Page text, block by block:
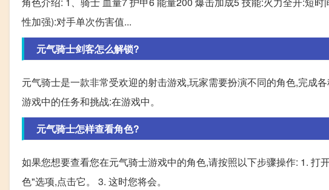
性加强):对手单次伤害值...
元气骑士剑客怎么解锁?
元气骑士是一款非常受欢迎的射击游戏,玩家需要扮演不同的角色,完成
游戏中的任务和挑战:在游戏中。
元气骑士怎样查看角色?
如果您想要查看您在元气骑士游戏中的角色,请按照以下步骤操作: 1. 打
色"选项,点击它。 3. 这时您将会。